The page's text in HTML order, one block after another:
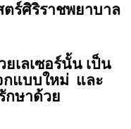
ร์ศิริราชพยาบาล
เลเซอร์นั้น เป็น
กแบบใหม่ และ
กษาด้วย